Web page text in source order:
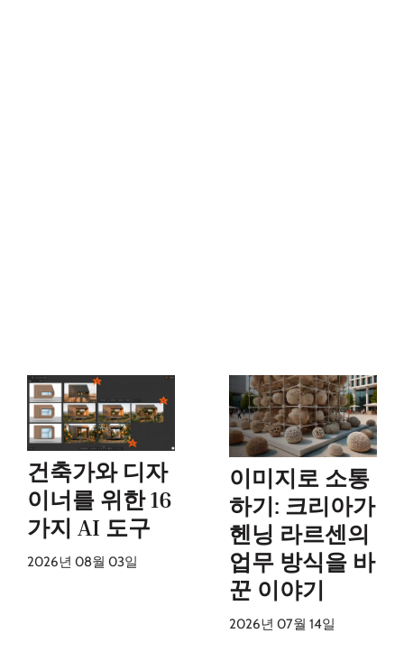
건축가와 디자
이너를 위한 16
가지 AI 도구
2026년 08월 03일
이미지로 소통
하기: 크리아가
헨닝 라르센의
업무 방식을 바
꾼 이야기
2026년 07월 14일